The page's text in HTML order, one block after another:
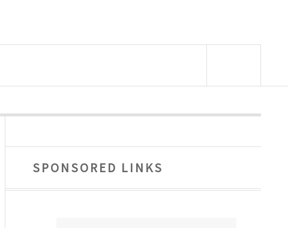
SPONSORED LINKS